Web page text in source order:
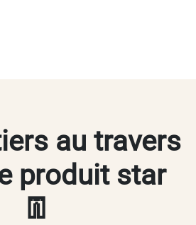
au travers
produit star
👖​